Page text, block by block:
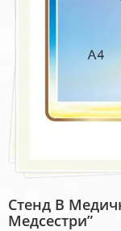
Стенд В
Медсестри”